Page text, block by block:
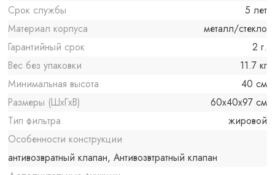
Срок службы
5 лет
Материал корпуса
металл/стекло
Гарантийный срок
2 г.
Вес без упаковки
11.7 кг
Минимальная высота
40 см
Размеры (ШxГxВ)
60x40x97 см
Тип фильтра
жировой
Особенности конструкции
антивозвратный клапан, Антивозвтратный клапан